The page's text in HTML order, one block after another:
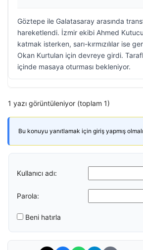
Göztepe ile Galatasaray arasında
hareketlendi. İzmir ekibi Ahmed
katmak isterken, sarı-kırmızılılar ise
Okan Kurtulan için devreye girdi.
içinde masaya oturması bekleniyor.
1 yazı görüntüleniyor (toplam 1)
Bu konuyu yanıtlamak için giriş yapmış
Kullanıcı adı:
Parola:
Beni hatırla